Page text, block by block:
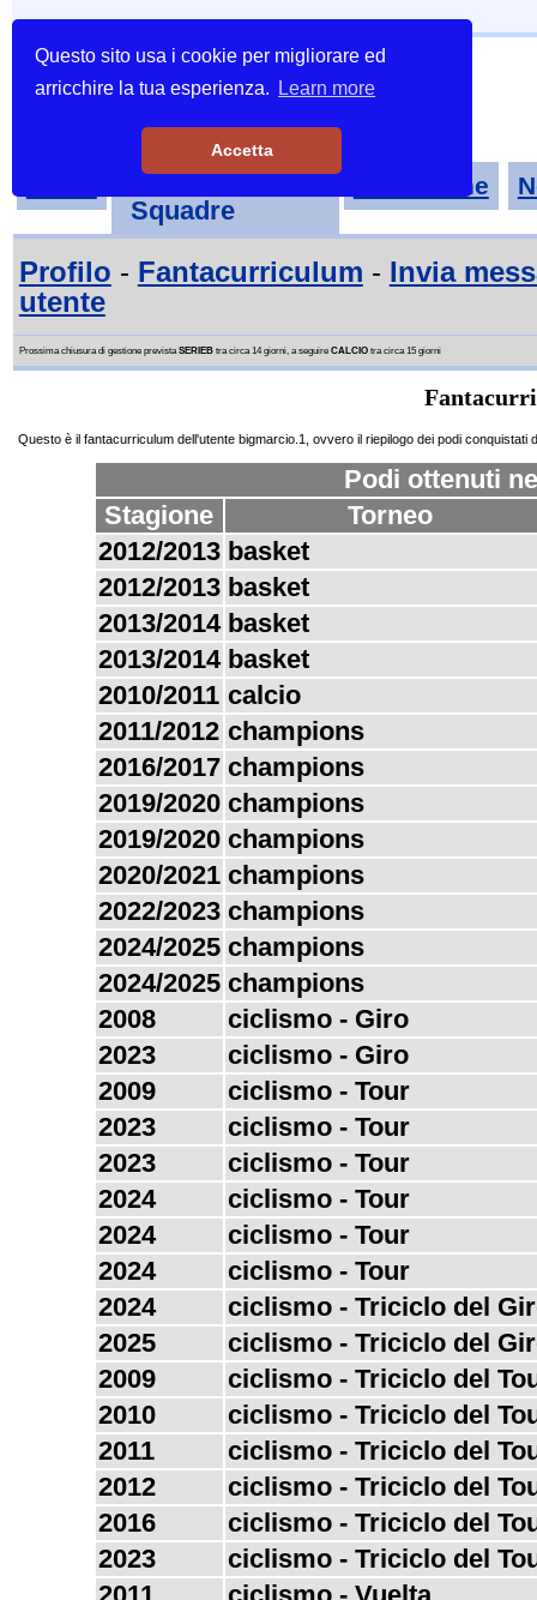
Questo sito usa i cookie per migliorare ed
arricchire la tua esperienza.
Learn more
Accetta
Tornei-
Squadre
Classifiche
Profilo - Fantacurriculum - Invia
utente
Prossima chiusura di gestione previstaSERIEBtra circa 14 giorni, a seguire CALCIOtra circa 15 giorni
Questo è il fantacurriculum dell'utente bigmarcio.1, ovvero il riepilogo dei podi
Podi ottenuti
Stagione
Torneo
2012/2013 basket
2012/2013 basket
2013/2014 basket
2013/2014 basket
2010/2011 calcio
2011/2012 champions
2016/2017 champions
2019/2020 champions
2019/2020 champions
2020/2021 champions
2022/2023 champions
2024/2025 champions
2024/2025 champions
2008
ciclismo - Giro
2023
ciclismo - Giro
2009
ciclismo - Tour
2023
ciclismo - Tour
2023
ciclismo - Tour
2024
ciclismo - Tour
2024
ciclismo - Tour
2024
ciclismo - Tour
2024
ciclismo - Triciclo del
2025
ciclismo - Triciclo del
2009
ciclismo - Triciclo del
2010
ciclismo - Triciclo del
2011
ciclismo - Triciclo del
2012
ciclismo - Triciclo del
2016
ciclismo - Triciclo del
2023
ciclismo - Triciclo del